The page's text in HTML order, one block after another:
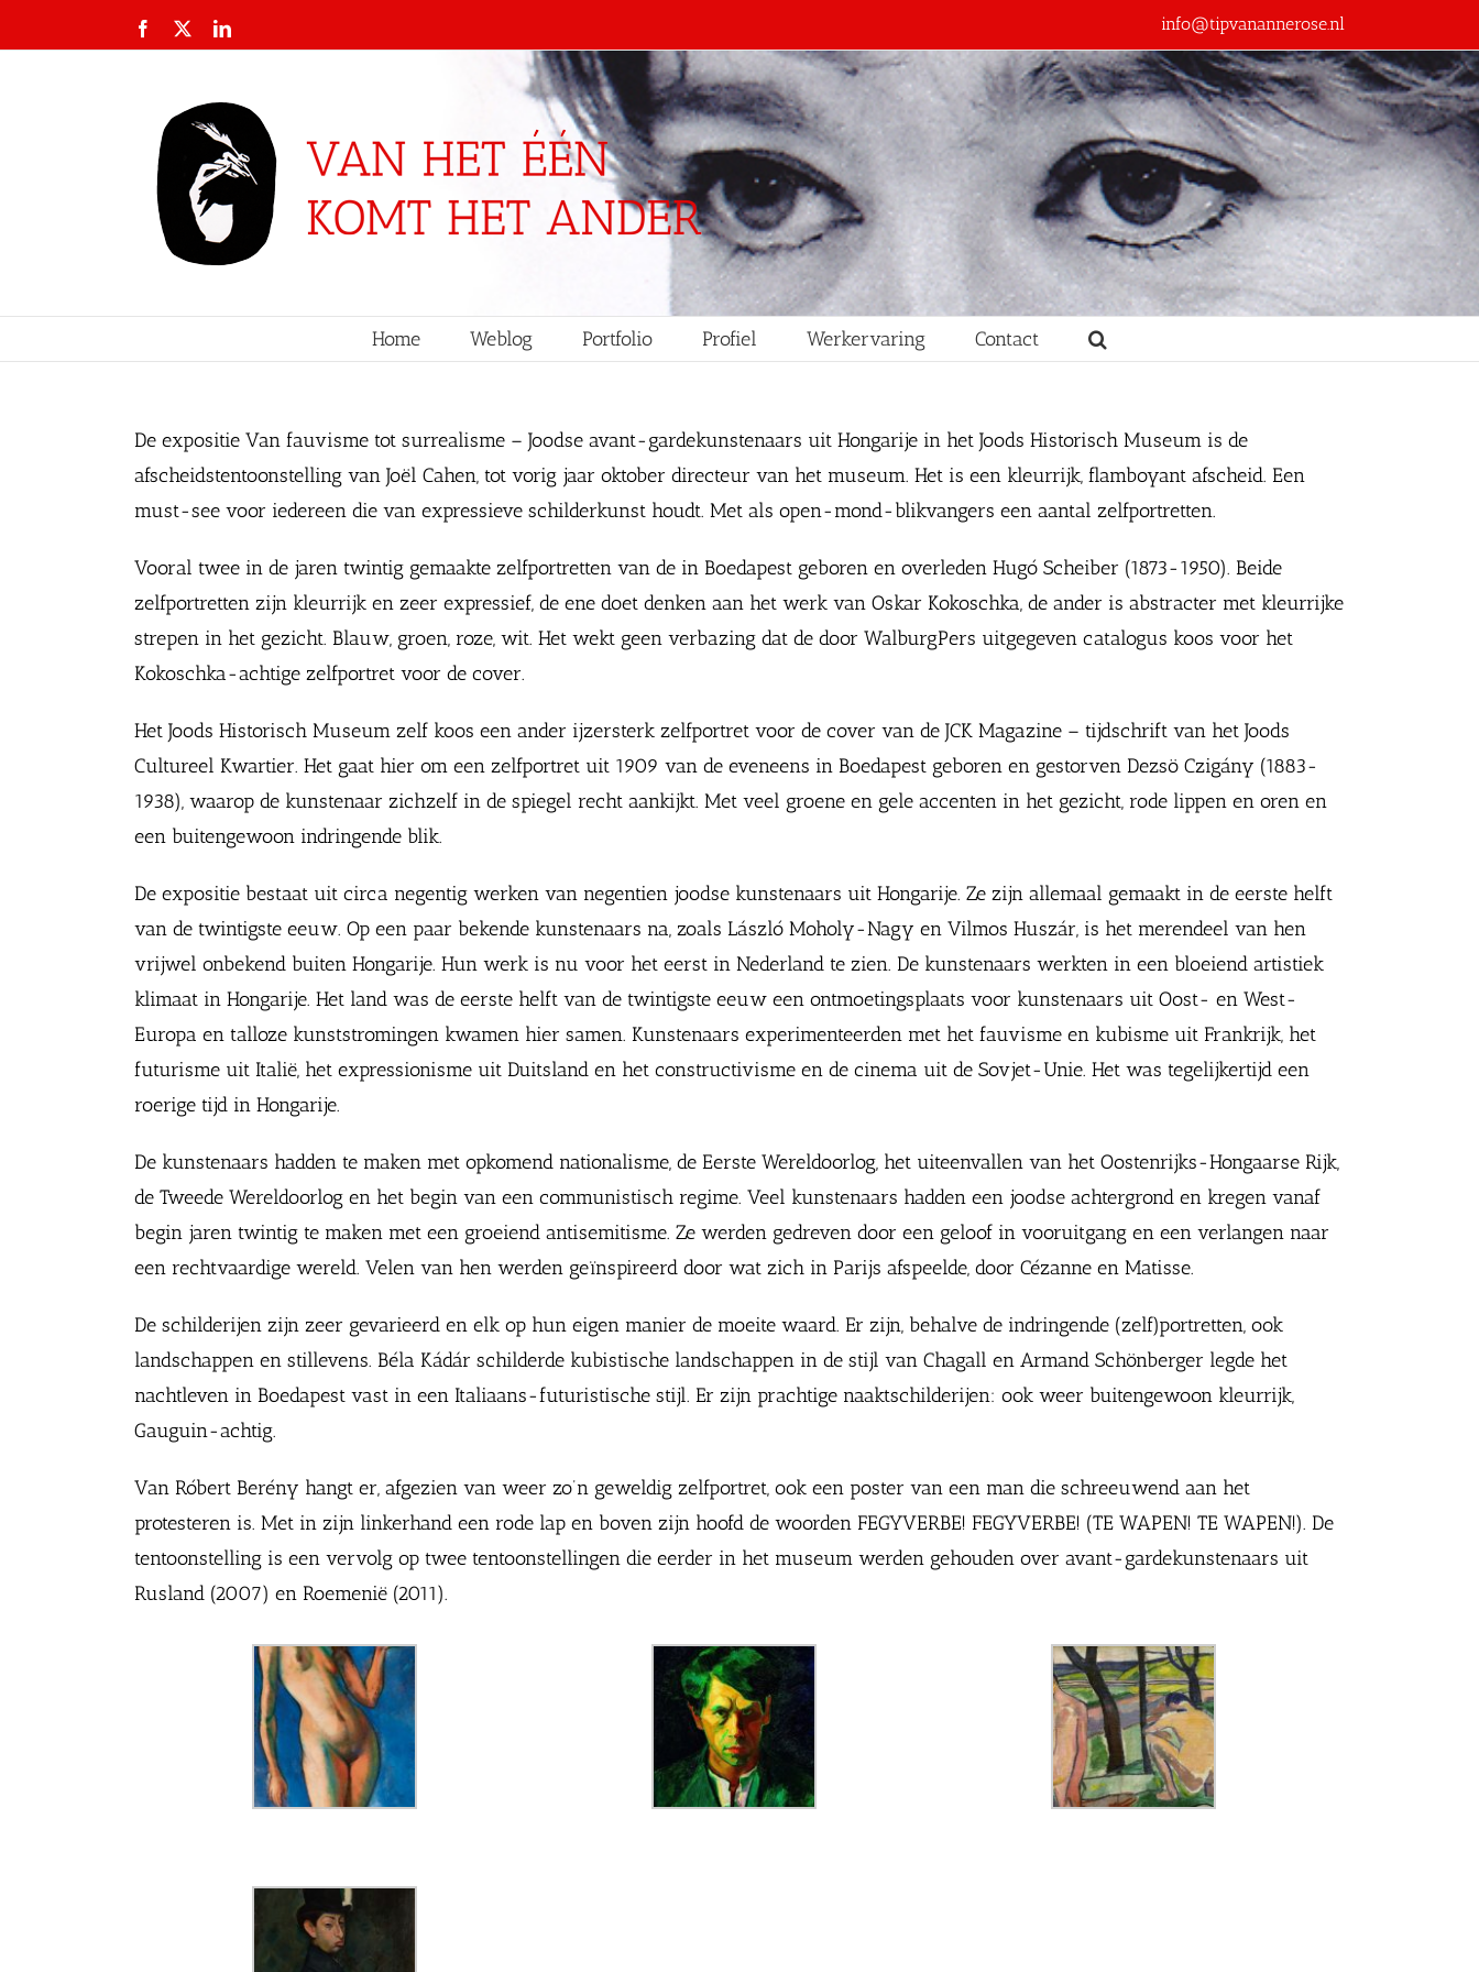
naar
Facebook LinkedIn info@tipvanannerose.nl
Home Weblog Portfolio Profiel Werkervaring Contact
De expositie Van fauvisme tot surrealisme – Joodse avant-gardekunstenaars uit Hongarije in het Joods Historisch Museum is de
afscheidstentoonstelling van Joël Cahen, tot vorig jaar oktober directeur van het museum. Het is een kleurrijk, flamboyant afscheid. Een
must-see voor iedereen die van expressieve schilderkunst houdt. Met als open-mond-blikvangers een aantal zelfportretten.
Vooral twee in de jaren twintig gemaakte zelfportretten van de in Boedapest geboren en overleden Hugó Scheiber (1873-1950). Beide
zelfportretten zijn kleurrijk en zeer expressief, de ene doet denken aan het werk van Oskar Kokoschka, de ander is abstracter met kleurrijke
strepen in het gezicht. Blauw, groen, roze, wit. Het wekt geen verbazing dat de door WalburgPers uitgegeven catalogus koos voor het
Kokoschka-achtige zelfportret voor de cover.
Het Joods Historisch Museum zelf koos een ander ijzersterk zelfportret voor de cover van de JCK Magazine – tijdschrift van het Joods
Cultureel Kwartier. Het gaat hier om een zelfportret uit 1909 van de eveneens in Boedapest geboren en gestorven Dezsö Czigány (1883-
1938), waarop de kunstenaar zichzelf in de spiegel recht aankijkt. Met veel groene en gele accenten in het gezicht, rode lippen en oren en
een buitengewoon indringende blik.
De expositie bestaat uit circa negentig werken van negentien joodse kunstenaars uit Hongarije. Ze zijn allemaal gemaakt in de eerste helft
van de twintigste eeuw. Op een paar bekende kunstenaars na, zoals László Moholy-Nagy en Vilmos Huszár, is het merendeel van hen
vrijwel onbekend buiten Hongarije. Hun werk is nu voor het eerst in Nederland te zien. De kunstenaars werkten in een bloeiend artistiek
klimaat in Hongarije. Het land was de eerste helft van de twintigste eeuw een ontmoetingsplaats voor kunstenaars uit Oost- en West-
Europa en talloze kunststromingen kwamen hier samen. Kunstenaars experimenteerden met het fauvisme en kubisme uit Frankrijk, het
futurisme uit Italië, het expressionisme uit Duitsland en het constructivisme en de cinema uit de Sovjet-Unie. Het was tegelijkertijd een
roerige tijd in Hongarije.
De kunstenaars hadden te maken met opkomend nationalisme, de Eerste Wereldoorlog, het uiteenvallen van het Oostenrijks-Hongaarse Rijk,
de Tweede Wereldoorlog en het begin van een communistisch regime. Veel kunstenaars hadden een joodse achtergrond en kregen vanaf
begin jaren twintig te maken met een groeiend antisemitisme. Ze werden gedreven door een geloof in vooruitgang en een verlangen naar
een rechtvaardige wereld. Velen van hen werden geïnspireerd door wat zich in Parijs afspeelde, door Cézanne en Matisse.
De schilderijen zijn zeer gevarieerd en elk op hun eigen manier de moeite waard. Er zijn, behalve de indringende (zelf)portretten, ook
landschappen en stillevens. Béla Kádár schilderde kubistische landschappen in de stijl van Chagall en Armand Schönberger legde het
nachtleven in Boedapest vast in een Italiaans-futuristische stijl. Er zijn prachtige naaktschilderijen: ook weer buitengewoon kleurrijk,
Gauguin-achtig.
Van Róbert Berény hangt er, afgezien van weer zo’n geweldig zelfportret, ook een poster van een man die schreeuwend aan het
protesteren is. Met in zijn linkerhand een rode lap en boven zijn hoofd de woorden FEGYVERBE! FEGYVERBE! (TE WAPEN! TE WAPEN!). De
tentoonstelling is een vervolg op twee tentoonstellingen die eerder in het museum werden gehouden over avant-gardekunstenaars uit
Rusland (2007) en Roemenië (2011).